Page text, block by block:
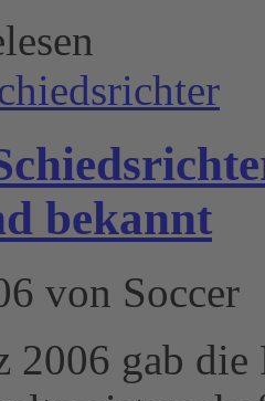
bekannt
von Soccer
2006 gab